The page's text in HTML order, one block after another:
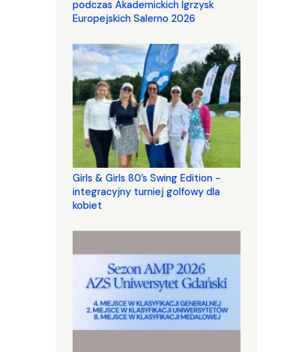
podczas Akademickich Igrzysk
Europejskich Salerno 2026
Girls & Girls 80’s Swing Edition -
integracyjny turniej golfowy dla
kobiet